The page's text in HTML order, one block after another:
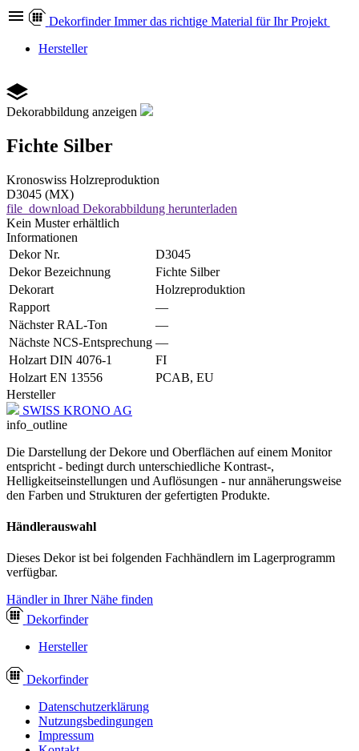
Dekorfinder Immer das richtige Material für Ihr Projekt
Hersteller
Dekorabbildung anzeigen
Fichte Silber
Kronoswiss Holzreproduktion
D3045 (MX)
file_download Dekorabbildung herunterladen
Kein Muster erhältlich
Informationen
Dekor Nr.
D3045
Dekor Bezeichnung
Fichte Silber
Dekorart
Holzreproduktion
Rapport
—
Nächster RAL-Ton
—
Nächste NCS-Entsprechung —
Holzart DIN 4076-1
FI
Holzart EN 13556
PCAB, EU
Hersteller
SWISS KRONO AG
info_outline
Die Darstellung der Dekore und Oberflächen auf einem Monitor
entspricht - bedingt durch unterschiedliche Kontrast-,
Helligkeitseinstellungen und Auflösungen - nur annäherungsweise
den Farben und Strukturen der gefertigten Produkte.
Händlerauswahl
Dieses Dekor ist bei folgenden Fachhändlern im Lagerprogramm
verfügbar.
Händler in Ihrer Nähe finden
Dekorfinder
Hersteller
Dekorfinder
Datenschutzerklärung
Nutzungsbedingungen
Impressum